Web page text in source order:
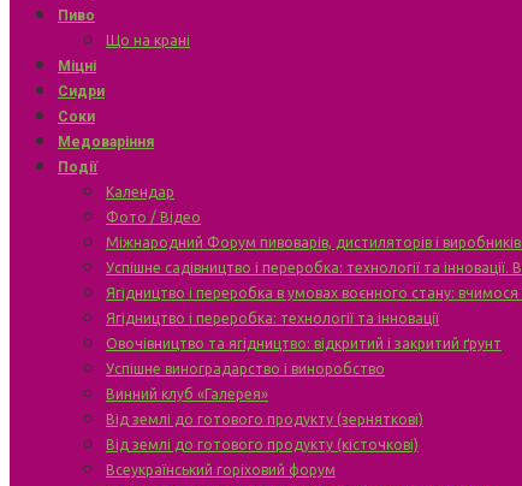
Пиво
Що на крані
Міцні
Сидри
Соки
Медоваріння
Події
Календар
Фото / Відео
Міжнародний Форум пивоварів, дистиляторів і виробників
Успішне садівництво і переробка: технології та
Ягідництво і переробка в умовах воєнного стану:
Ягідництво і переробка: технології та інновації
Овочівництво та ягідництво: відкритий і закритий ґрунт
Успішне виноградарство і виноробство
Винний клуб «Галерея»
Від землі до готового продукту (зерняткові)
Від землі до готового продукту (кісточкові)
Всеукраїнський горіховий форум